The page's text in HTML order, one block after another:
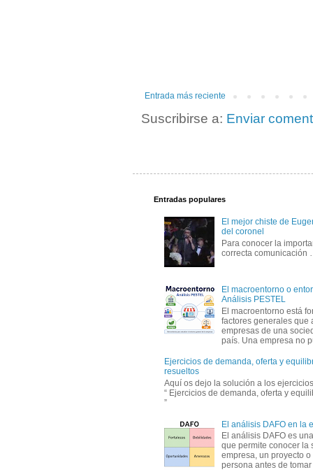
Entrada más reciente
Suscribirse a: Enviar
Entradas populares
El mejor chiste de
del coronel
Para conocer la
correcta
El macroentorno o
Análisis PESTEL
El macroentorno está
factores generales que
empresas de una
país. Una empresa no
Ejercicios de demanda, oferta y
resueltos
Aquí os dejo la solución a los
“ Ejercicios de demanda, oferta y
”
El análisis DAFO en la
El análisis DAFO es
que permite conocer la
empresa, un proyecto
persona antes de